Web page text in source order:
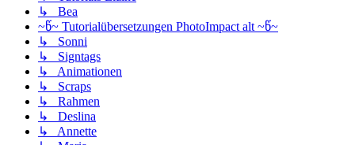
↳ Bea
~წ~ Tutorialübersetzungen PhotoImpact alt ~წ~
↳ Sonni
↳ Signtags
↳ Animationen
↳ Scraps
↳ Rahmen
↳ Deslina
↳ Annette